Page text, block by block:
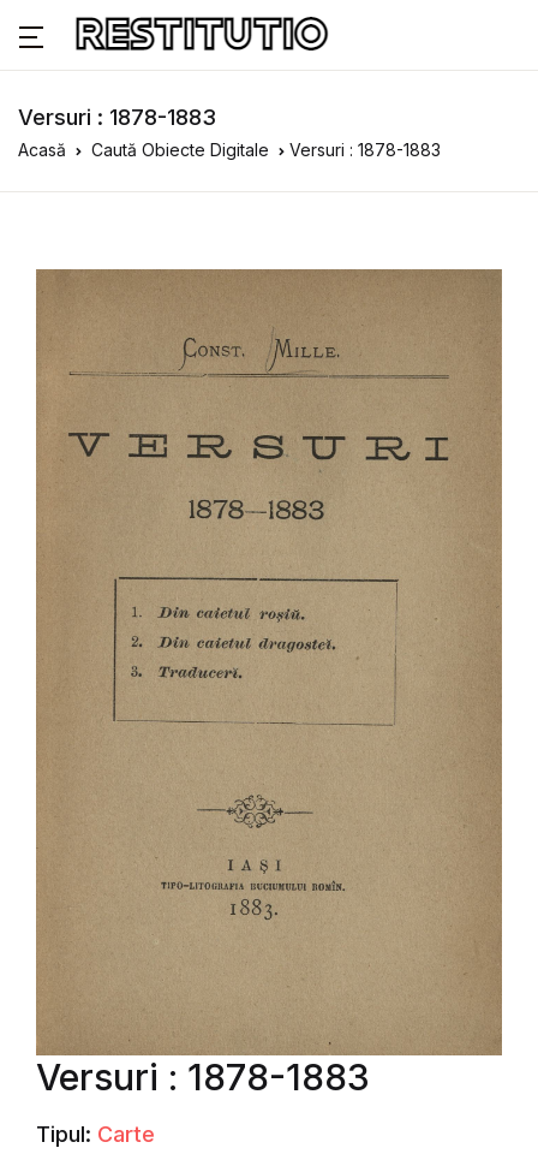
Versuri : 1878-1883
Acasă Caută Obiecte Digitale Versuri : 1878-1883
Versuri : 1878-1883
Tipul: Carte